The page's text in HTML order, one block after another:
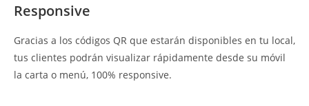
Responsive
Gracias a los códigos QR que estarán disponibles en tu local,
tus clientes podrán visualizar rápidamente desde su móvil
la carta o menú, 100% responsive.